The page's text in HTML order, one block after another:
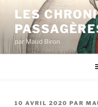
contenu
principal
LES
par Maud Biron
PUBLIÉ
10 AVRIL 2020 PAR